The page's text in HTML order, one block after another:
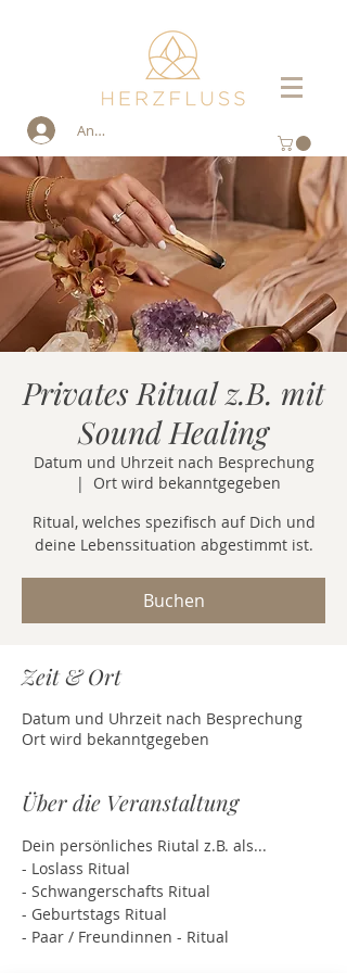
Anmelden
Privates Ritual z.B. mit
Sound Healing
Datum und Uhrzeit nach Besprechung
  |
Ort wird bekanntgegeben
Ritual, welches spezifisch auf Dich und
deine Lebenssituation abgestimmt ist.
Buchen
Zeit & Ort
Datum und Uhrzeit nach Besprechung
Ort wird bekanntgegeben
Über die Veranstaltung
Dein persönliches Riutal z.B. als...
- Loslass Ritual
- Schwangerschafts Ritual
- Geburtstags Ritual
- Paar / Freundinnen - Ritual